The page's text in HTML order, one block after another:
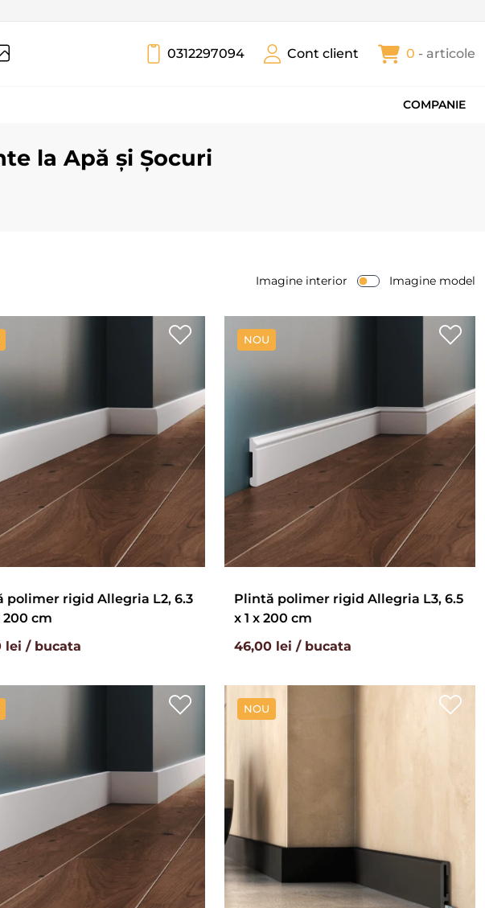
0312297094 Cont client 0 - articole
COMPANIE
la Apă și Șocuri
Imagine interior Imagine model
polimer rigid Allegria L2, 6.3
200 cm
lei / bucata
NOU
Plintă polimer rigid Allegria L3, 6.5
x 1 x 200 cm
46,00 lei / bucata
NOU